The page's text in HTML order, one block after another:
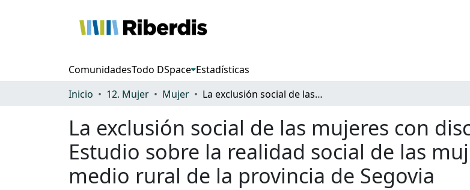
ComunidadesTodo DSpace Estadísticas
Inicio
12. Mujer Mujer La exclusión social de las mujeres con discapacidad en el medio rural. Estudio sobre la realidad social de las mujeres con discapacidad en el medio rural de la provincia de Segovia
La exclusión social de las mujeres con
Estudio sobre la realidad social de las
medio rural de la provincia de Segovia